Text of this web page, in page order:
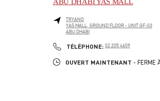
ABU DHABI YAS MALL
TRYANO
YAS MALL, GROUND FLOOR - UNIT GF-03
ABU DHABI
TÉLÉPHONE: PHONE
02 205 4609
OUVERT MAINTENANT - FERME